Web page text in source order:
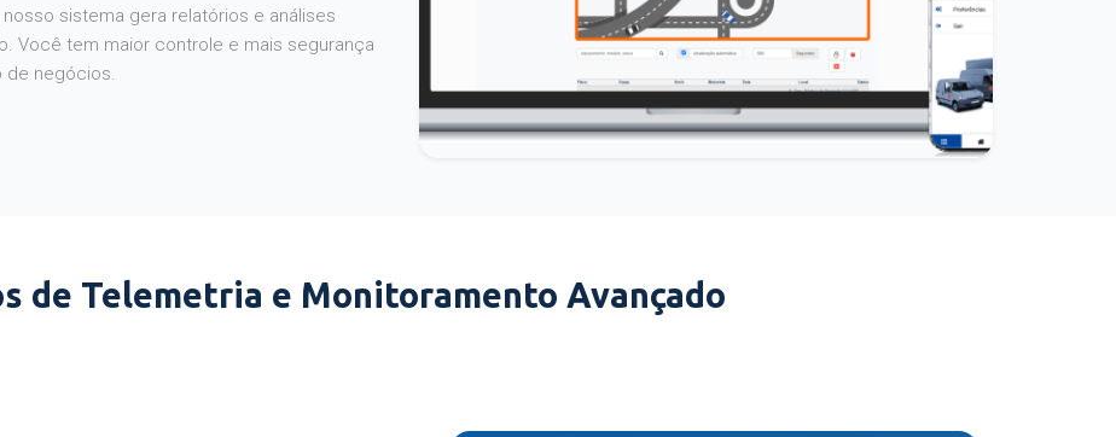
sistema gera relatórios e análises
Você tem maior controle e mais segurança
de negócios.
de Telemetria e Monitoramento Avançado